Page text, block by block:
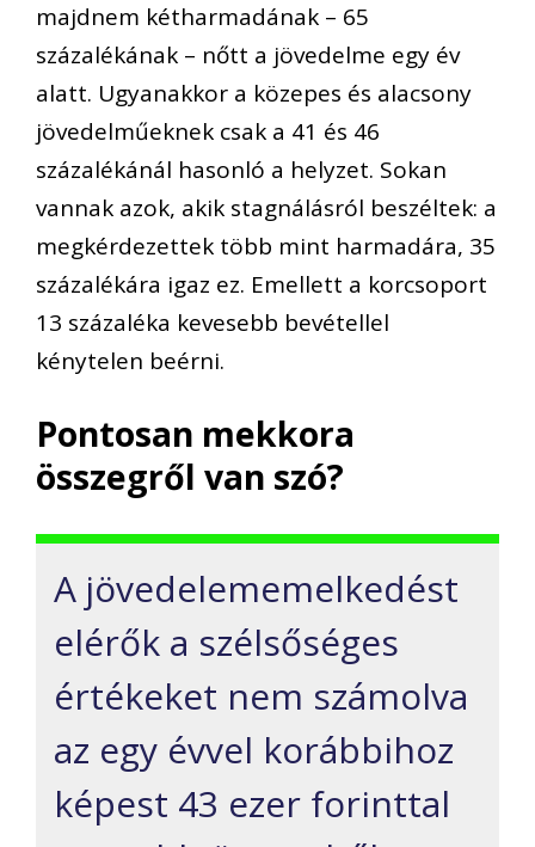
majdnem kétharmadának – 65
százalékának – nőtt a jövedelme egy év
alatt. Ugyanakkor a közepes és alacsony
jövedelműeknek csak a 41 és 46
százalékánál hasonló a helyzet. Sokan
vannak azok, akik stagnálásról beszéltek: a
megkérdezettek több mint harmadára, 35
százalékára igaz ez. Emellett a korcsoport
13 százaléka kevesebb bevétellel
kénytelen beérni.
Pontosan mekkora
összegről van szó?
A jövedelememelkedést
elérők a szélsőséges
értékeket nem számolva
az egy évvel korábbihoz
képest 43 ezer forinttal